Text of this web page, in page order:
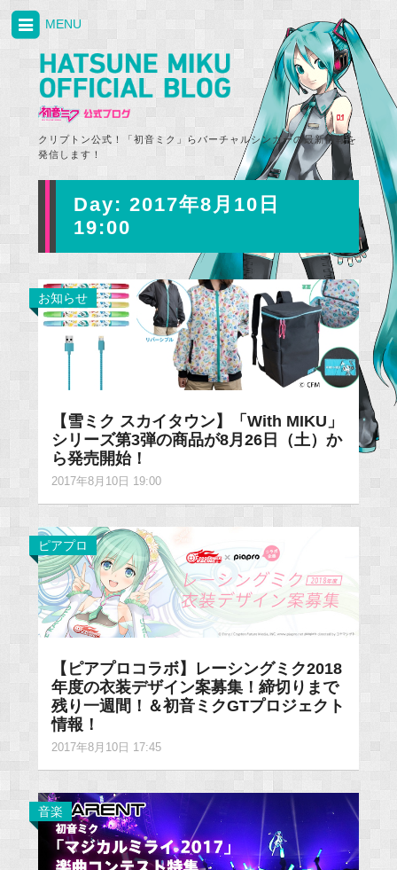
クリプトン公式！「初音ミク」らバーチャルシンガーの最新情報を
発信します！
MENU
Day: 2017年8月10日
19:00
お知らせ
【雪ミク スカイタウン】「With MIKU」
シリーズ第3弾の商品が8月26日（土）か
ら発売開始！
2017年8月10日 19:00
ピアプロ
【ピアプロコラボ】レーシングミク2018
年度の衣装デザイン案募集！締切りまで
残り一週間！＆初音ミクGTプロジェクト
情報！
2017年8月10日 17:45
音楽